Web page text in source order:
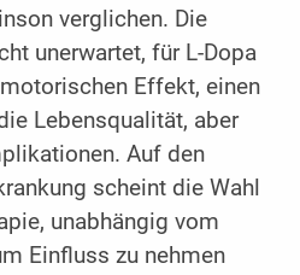
verglichen. Die
unerwartet, für L-Dopa
Effekt, einen
Lebensqualität, aber
Auf den
scheint die Wahl
unabhängig vom
Einfluss zu nehmen